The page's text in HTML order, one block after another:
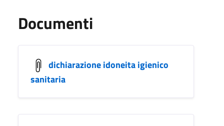
Documenti
dichiarazione idoneita igienico
sanitaria